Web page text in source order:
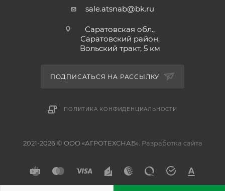
sale.atsnab@bk.ru
Саратовская обл.,
Саратовский район,
Вольский тракт, 5 км
ПОДПИСАТЬСЯ НА РАССЫЛКУ
ПОЛИТИКА КОНФИДЕНЦИАЛЬНОСТИ
2021-2026 © ООО «АГРОТЕХСНАБ». Разработка сайта